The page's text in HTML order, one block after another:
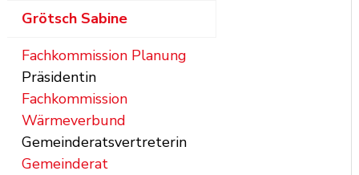
Grötsch Sabine
Fachkommission Planung
Präsidentin
Fachkommission
Wärmeverbund
Gemeinderatsvertreterin
Gemeinderat